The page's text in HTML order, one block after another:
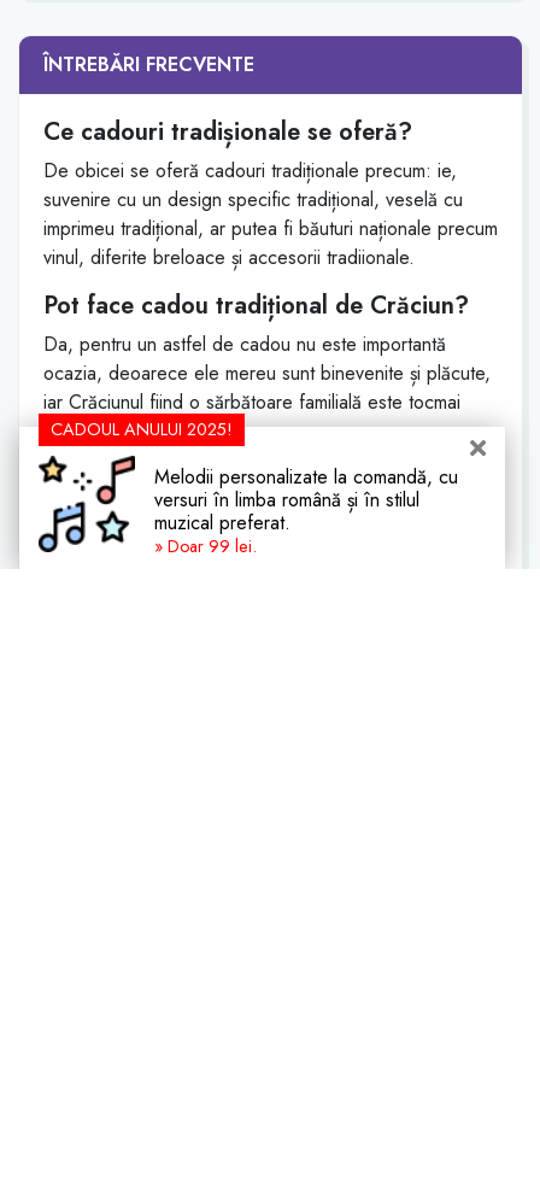
ÎNTREBĂRI FRECVENTE
Ce cadouri tradișionale se oferă?
De obicei se oferă cadouri tradiționale precum: ie,
suvenire cu un design specific tradițional, veselă cu
imprimeu tradițional, ar putea fi băuturi naționale precum
vinul, diferite breloace și accesorii tradiionale.
Pot face cadou tradițional de Crăciun?
Da, pentru un astfel de cadou nu este importantă
ocazia, deoarece ele mereu sunt binevenite și plăcute,
iar Crăciunul fiind o sărbătoare familială este tocmai
perfect.
Ce cadou pot face profesoarei de
Crăciun?
Pentru profesoara ta de Crăciun, un cadou inedit poate
CADOUL ANULUI 2025!
Melodii personalizate la comandă, cu
versuri în limba română și în stilul
muzical preferat.
» Doar 99 lei.